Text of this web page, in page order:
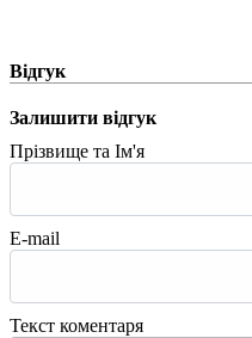
Відгук
Залишити відгук
Прізвище та Ім'я
E-mail
Текст коментаря